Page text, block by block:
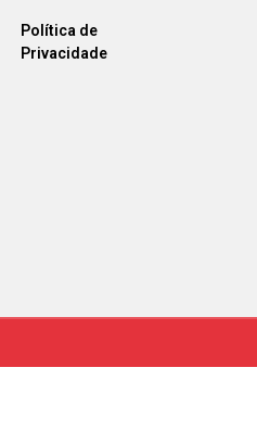
Política de
Privacidade